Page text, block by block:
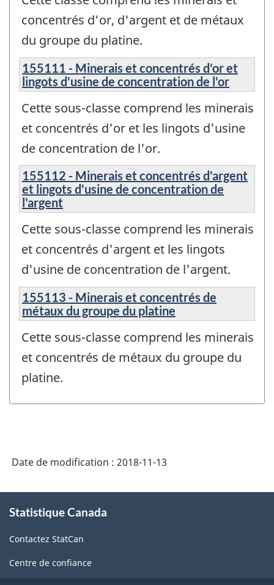
concentrés d'or, d'argent et de métaux
du groupe du platine.
155111 - Minerais et concentrés d'or et
lingots d'usine de concentration de l'or
Cette sous-classe comprend les minerais
et concentrés d'or et les lingots d'usine
de concentration de l'or.
155112 - Minerais et concentrés d'argent
et lingots d'usine de concentration de
l'argent
Cette sous-classe comprend les minerais
et concentrés d'argent et les lingots
d'usine de concentration de l'argent.
155113 - Minerais et concentrés de
métaux du groupe du platine
Cette sous-classe comprend les minerais
et concentrés de métaux du groupe du
platine.
Date de modification : 2018-11-13
propos
ce
site
Statistique Canada
Contactez StatCan
Centre de confiance